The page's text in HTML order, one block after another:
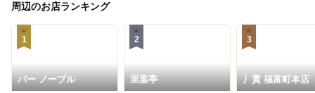
周辺のお店ランキング
1
バー ノーブル
2
里葉亭
3
丿貫 福富町本店